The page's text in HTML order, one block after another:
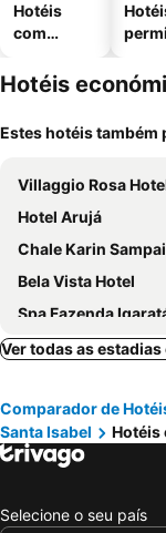
Hotéis
com
Hotéis
Estes hotéis
Villaggio Rosa Hotel
Hotel Arujá
Chale Karin
Bela Vista Hotel
Spa Fazenda
Ver todas as estadias
Comparador de
Santa Isabel
Hotéis
Selecione o seu país